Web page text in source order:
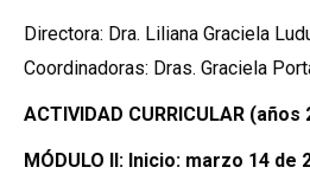
Directora: Dra. Liliana Graciela
Coordinadoras: Dras. Graciela
ACTIVIDAD CURRICULAR (años
MÓDULO II: Inicio: marzo 14 de